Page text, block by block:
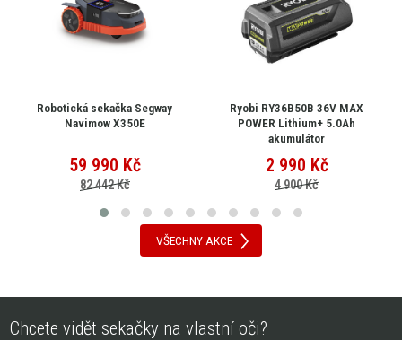
Robotická sekačka Segway
Navimow X350E
59 990 Kč
82 442 Kč
Ryobi RY36B50B 36V MAX
POWER Lithium+ 5.0Ah
akumulátor
2 990 Kč
4 900 Kč
VŠECHNY AKCE
Chcete vidět sekačky na vlastní oči?